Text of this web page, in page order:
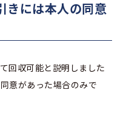
きには本人の同意
回収可能と説明しました
意があった場合のみで